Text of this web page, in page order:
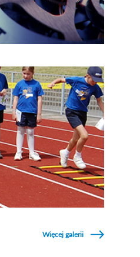
Więcej galerii